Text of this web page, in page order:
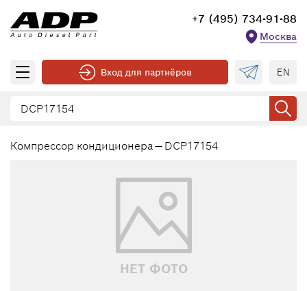
+7 (495) 734-91-88
Москва
Вход для партнёров EN
Компрессор кондиционера — DCP17154
НЕТ ФОТО